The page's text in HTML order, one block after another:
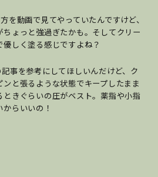
を動画で見てやっていたんですけど、
ょっと強過ぎたかも。そしてクリー
しく塗る感じですよね？
事を参考にしてほしいんだけど、ク
と張るような状態でキープしたまま
きぐらいの圧がベスト。薬指や小指
らいいの！